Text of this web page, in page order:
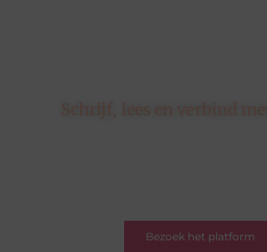
Bezoek het platform